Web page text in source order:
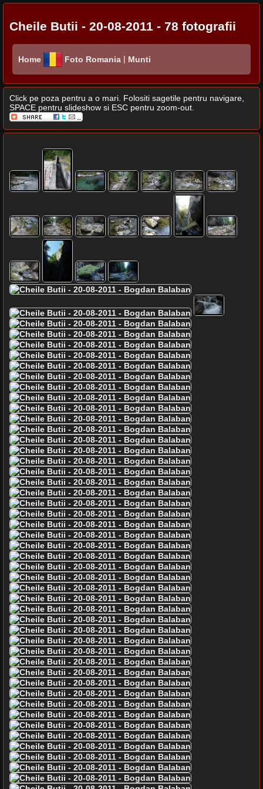
Cheile Butii - 20-08-2011 - 78 fotografii
Home Foto Romania | Munti
Click pe poza pentru a o mari. Folositi sagetile pentru navigare,
SPACE pentru slideshow si ESC pentru zoom-out.